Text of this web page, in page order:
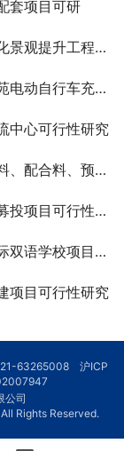
套项目可研
提升工程可研
车充电工程可研
中心可行性研究
混料项目可研-IPO
可行性研究报告
学校项目可研
项目可行性研究
63265008 沪ICP
公司
Rights Reserved.